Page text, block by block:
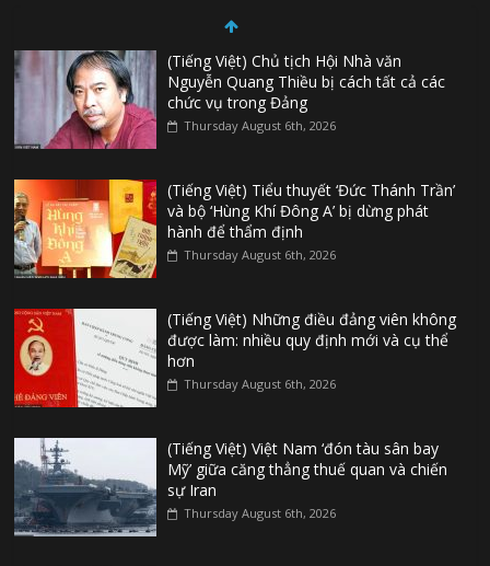
(Tiếng Việt) Chủ tịch Hội Nhà văn
Nguyễn Quang Thiều bị cách tất cả các
chức vụ trong Đảng
Thursday August 6th, 2026
(Tiếng Việt) Tiểu thuyết ‘Đức Thánh Trần’
và bộ ‘Hùng Khí Đông A’ bị dừng phát
hành để thẩm định
Thursday August 6th, 2026
(Tiếng Việt) Những điều đảng viên không
được làm: nhiều quy định mới và cụ thể
hơn
Thursday August 6th, 2026
(Tiếng Việt) Việt Nam ‘đón tàu sân bay
Mỹ’ giữa căng thẳng thuế quan và chiến
sự Iran
Thursday August 6th, 2026